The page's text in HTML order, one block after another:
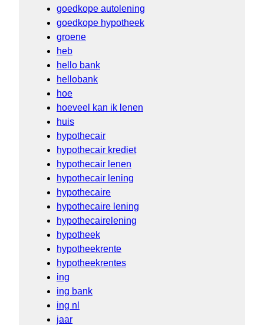
goedkope autolening
goedkope hypotheek
groene
heb
hello bank
hellobank
hoe
hoeveel kan ik lenen
huis
hypothecair
hypothecair krediet
hypothecair lenen
hypothecair lening
hypothecaire
hypothecaire lening
hypothecairelening
hypotheek
hypotheekrente
hypotheekrentes
ing
ing bank
ing nl
jaar